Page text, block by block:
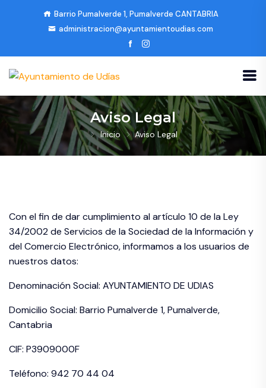
Barrio Pumalverde 1, Pumalverde CANTABRIA
administracion@ayuntamientoudias.com
Aviso Legal
Inicio Aviso Legal
Con el fin de dar cumplimiento al artículo 10 de la Ley
34/2002 de Servicios de la Sociedad de la Información y
del Comercio Electrónico, informamos a los usuarios de
nuestros datos:
Denominación Social: AYUNTAMIENTO DE UDIAS
Domicilio Social: Barrio Pumalverde 1, Pumalverde,
Cantabria
CIF: P3909000F
Teléfono: 942 70 44 04